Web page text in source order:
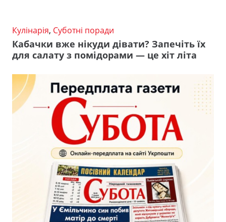
Кулінарія, Суботні поради
Кабачки вже нікуди дівати? Запечіть їх
для салату з помідорами — це хіт літа